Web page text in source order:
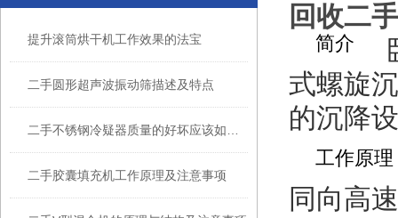
提升滚筒烘干机工作效果的法宝
二手圆形超声波振动筛描述及特点
二手胶囊填充机工作原理及注意事项
回收二
简介
式螺旋沉
的沉降
工作原理
同向高速